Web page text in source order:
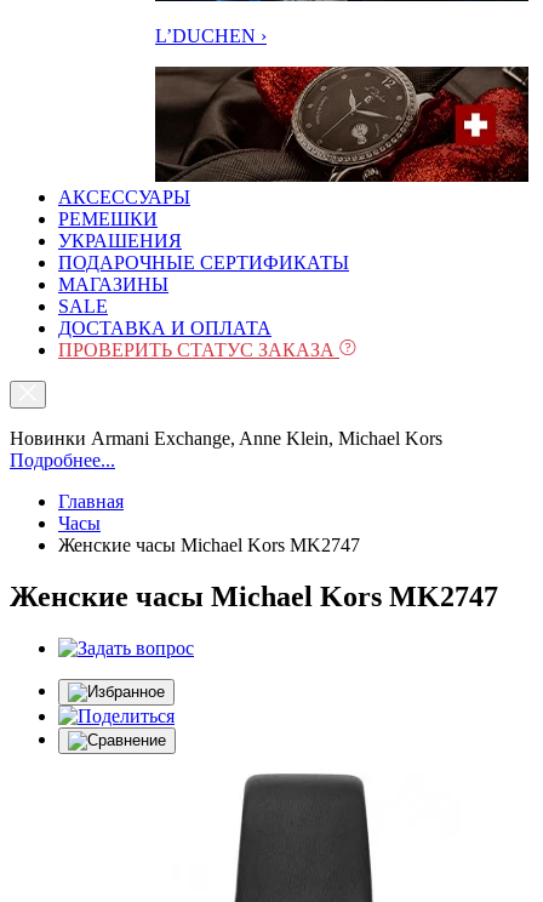
L’DUCHEN ›
АКСЕССУАРЫ
РЕМЕШКИ
УКРАШЕНИЯ
ПОДАРОЧНЫЕ СЕРТИФИКАТЫ
МАГАЗИНЫ
SALE
ДОСТАВКА И ОПЛАТА
ПРОВЕРИТЬ СТАТУС ЗАКАЗА
Новинки Armani Exchange, Anne Klein, Michael Kors
Подробнее...
Главная
Часы
Женские часы Michael Kors MK2747
Женские часы Michael Kors MK2747